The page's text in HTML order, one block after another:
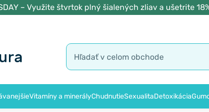
– Využite štvrtok plný šialených zliav a ušetrite
Vitamíny a minerályChudnutieSexualitaDetoxikácia